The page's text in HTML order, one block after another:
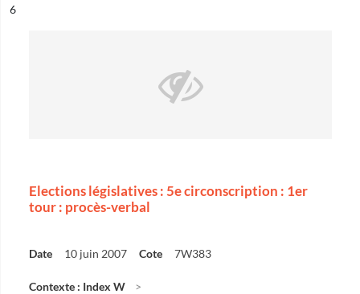
n°
6
Elections législatives : 5e circonscription : 1er
tour : procès-verbal
Date 10 juin 2007 Cote 7W383
Contexte : Index W